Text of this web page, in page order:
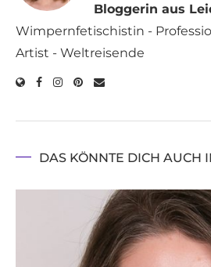
Bloggerin aus
Wimpernfetischistin -
Artist - Weltreisende
DAS KÖNNTE DICH AUCH